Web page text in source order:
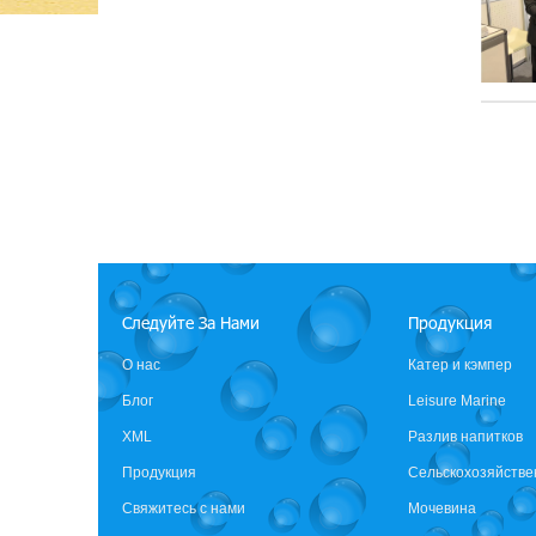
Следуйте За Нами
О нас
Блог
XML
Продукция
Свяжитесь с нами
Продукция
Катер и кэмпер
Leisure Marine
Разлив напитков
промышленные
Мочевина